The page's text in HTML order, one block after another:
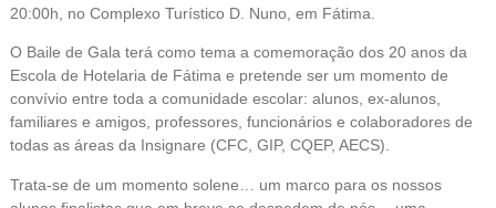
20:00h, no Complexo Turístico D. Nuno, em Fátima.
O Baile de Gala terá como tema a comemoração dos 20 anos da
Escola de Hotelaria de Fátima e pretende ser um momento de
convívio entre toda a comunidade escolar: alunos, ex-alunos,
familiares e amigos, professores, funcionários e colaboradores de
todas as áreas da Insignare (CFC, GIP, CQEP, AECS).
Trata-se de um momento solene… um marco para os nossos